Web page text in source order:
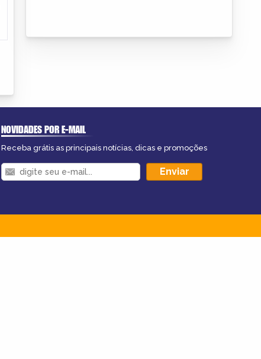
NOVIDADES POR E-MAIL
Receba grátis as principais notícias, dicas e promoções